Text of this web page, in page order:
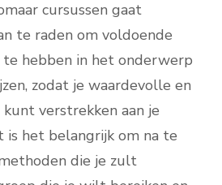
cursussen gaat
te raden om voldoende
te hebben in het onderwerp
zodat je waardevolle en
verstrekken aan je
is het belangrijk om na te
die je zult